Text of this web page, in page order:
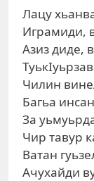
Лацу
Играмиди,
Азиз диде,
Чилин
Багьа
За
Чир тавур
Ватан
Ачухайди